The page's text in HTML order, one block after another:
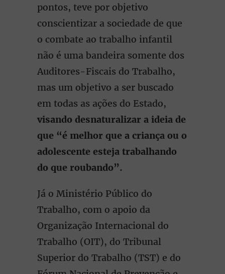
pontos, teve por objetivo
conscientizar a sociedade de que
o combate ao trabalho infantil
não é uma bandeira somente dos
Auditores-Fiscais do Trabalho,
mas um objetivo a ser buscado
em todas as ações do Estado,
visando desnaturalizar a ideia de
que “é melhor que a criança ou o
adolescente esteja trabalhando
do que roubando”.
Já o Ministério Público do
Trabalho, com o apoio da
Organização Internacional do
Trabalho (OIT), do Tribunal
Superior do Trabalho (TST) e do